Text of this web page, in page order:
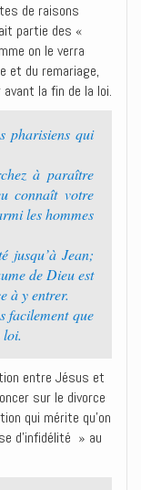
de raisons
partie des «
on le verra
et du remariage,
la fin de la loi.
pharisiens qui
à paraître
connaît votre
les hommes
jusqu’à Jean;
de Dieu est
à y entrer.
facilement que
loi.
entre Jésus et
sur le divorce
qui mérite qu’on
d’infidélité » au